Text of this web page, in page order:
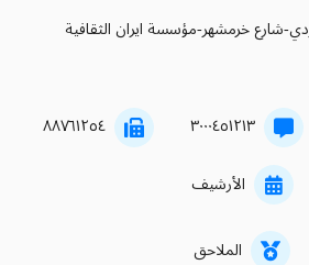
شارع خرمشهر-مؤسسة ايران الثقافية
۳۰۰۰٤٥۱۲۱۳ ۸۸۷٦۱۲٥٤
الأرشيف
الملاحق